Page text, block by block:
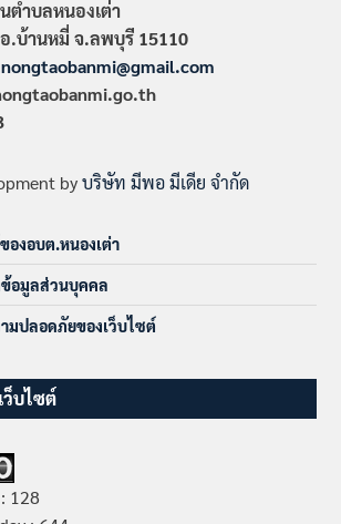
ตำบลหนองเต่า
.บ้านหมี่ จ.ลพบุรี 15110
byบริษัท มีพอ มีเดีย จำกัด
องอบต.หนองเต่า
ข้อมูลส่วนบุคคล
มปลอดภัยของเว็บไซต์
ว็บไซต์
128